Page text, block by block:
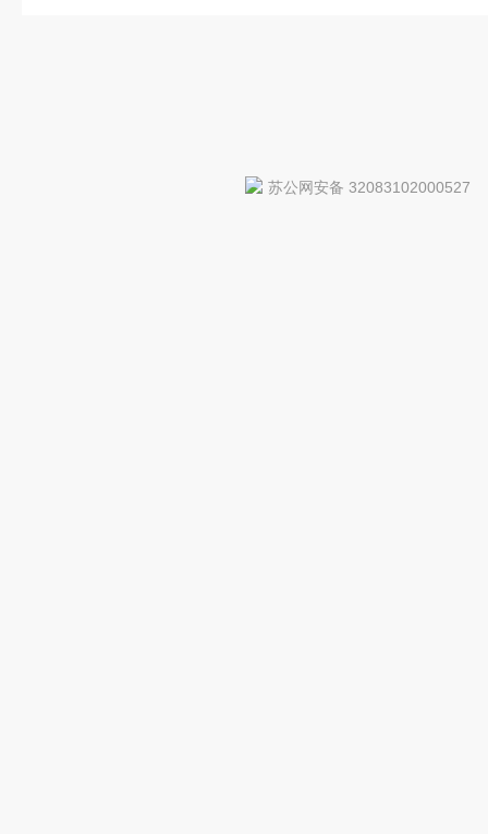
苏公网安备 32083102000527